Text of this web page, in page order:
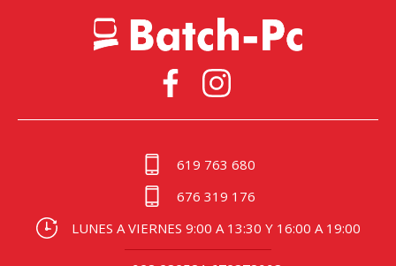
619 763 680
676 319 176
LUNES A VIERNES 9:00 A 13:30 Y 16:00 A 19:00